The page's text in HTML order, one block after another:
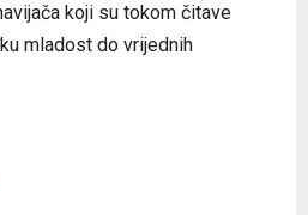
koji su tokom čitave
mladost do vrijednih